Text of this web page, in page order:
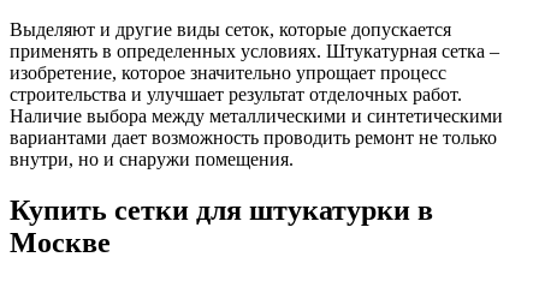
Выделяют и другие виды сеток, которые допускается
применять в определенных условиях. Штукатурная сетка –
изобретение, которое значительно упрощает процесс
строительства и улучшает результат отделочных работ.
Наличие выбора между металлическими и синтетическими
вариантами дает возможность проводить ремонт не только
внутри, но и снаружи помещения.
Купить сетки для штукатурки в
Москве